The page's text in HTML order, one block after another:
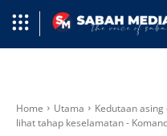
Home Utama
Kedutaan asing
lihat tahap keselamatan -